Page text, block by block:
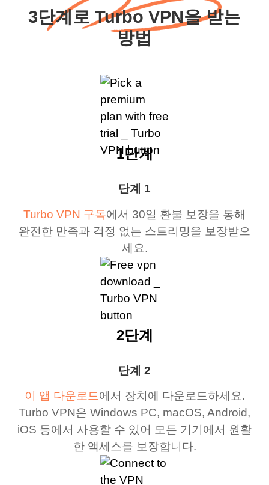
3단계로 Turbo VPN을 받는
방법
단계 1
Turbo VPN 구독에서 30일 환불 보장을 통해
완전한 만족과 걱정 없는 스트리밍을 보장받으
세요.
1단계
단계 2
이 앱 다운로드에서 장치에 다운로드하세요.
Turbo VPN은 Windows PC, macOS, Android,
iOS 등에서 사용할 수 있어 모든 기기에서 원활
한 액세스를 보장합니다.
2단계